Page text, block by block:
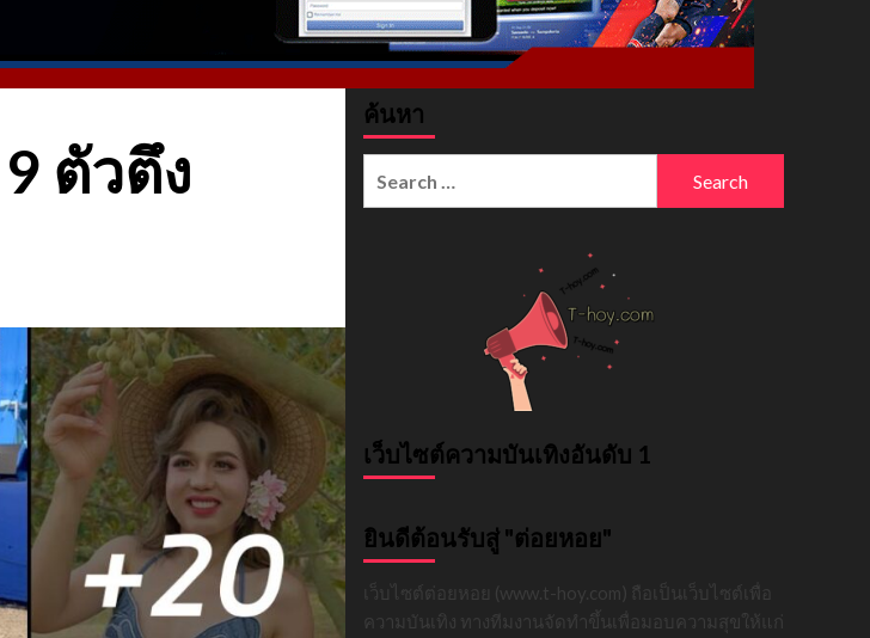
ตัวตึง
ค้นหา
เว็บไซต์ความบันเทิงอันดับ 1
ยินดีต้อนรับสู่ "ต่อยหอย"
เว็บไซต์ต่อยหอย (www.t-hoy.com) ถือเป็นเว็บไซต์เพื่อ
ความบันเทิง ทางทีมงานจัดทำขึ้นเพื่อมอบความสุขให้แก่